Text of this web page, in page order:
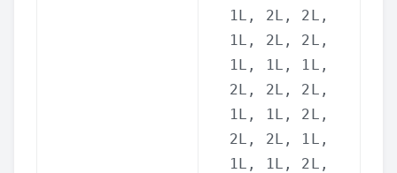
1L, 2L, 2L,
1L, 2L, 2L,
1L, 1L, 1L,
2L, 2L, 2L,
1L, 1L, 2L,
2L, 2L, 1L,
1L, 1L, 2L,